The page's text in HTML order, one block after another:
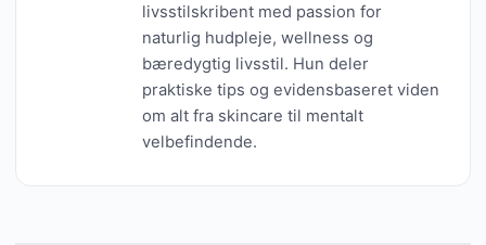
livsstilskribent med passion for
naturlig hudpleje, wellness og
bæredygtig livsstil. Hun deler
praktiske tips og evidensbaseret viden
om alt fra skincare til mentalt
velbefindende.